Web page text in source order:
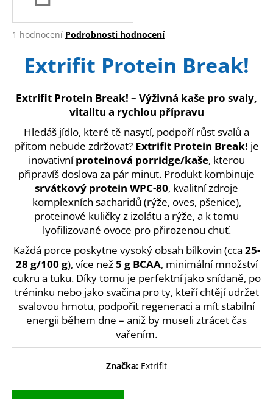
Průměrné
produktu
1 hodnocení Podrobnosti hodnocení
Extrifit Protein Break!
Extrifit Protein Break! – Výživná kaše pro svaly,
vitalitu a rychlou přípravu
Hledáš jídlo, které tě nasytí, podpoří růst svalů a
přitom nebude zdržovat? Extrifit Protein Break! je
inovativníproteinová porridge/kaše, kterou
připravíš doslova za pár minut. Produkt kombinuje
srvátkový protein WPC-80, kvalitní zdroje
komplexních sacharidů (rýže, oves, pšenice),
proteinové kuličky z izolátu a rýže, a k tomu
lyofilizované ovoce pro přirozenou chuť.
Každá porce poskytne vysoký obsah bílkovin (cca 25-
28 g/100 g), více než5 g BCAA, minimální množství
cukru a tuku. Díky tomu je perfektní jako snídaně, po
tréninku nebo jako svačina pro ty, kteří chtějí udržet
svalovou hmotu, podpořit regeneraci a mít stabilní
energii během dne – aniž by museli ztrácet čas
vařením.
Značka: Extrifit
j
HLEDAT
r
u
č
u
e
CAFFE